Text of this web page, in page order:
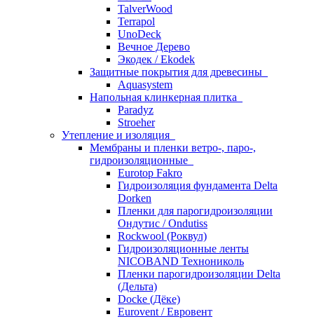
TalverWood
Terrapol
UnoDeck
Вечное Дерево
Экодек / Ekodek
Защитные покрытия для древесины
Aquasystem
Напольная клинкерная плитка
Paradyz
Stroeher
Утепление и изоляция
Мембраны и пленки ветро-, паро-,
гидроизоляционные
Eurotop Fakro
Гидроизоляция фундамента Delta
Dorken
Пленки для парогидроизоляции
Ондутис / Ondutiss
Rockwool (Роквул)
Гидроизоляционные ленты
NICOBAND Технониколь
Пленки парогидроизоляции Delta
(Дельта)
Docke (Дёке)
Eurovent / Евровент